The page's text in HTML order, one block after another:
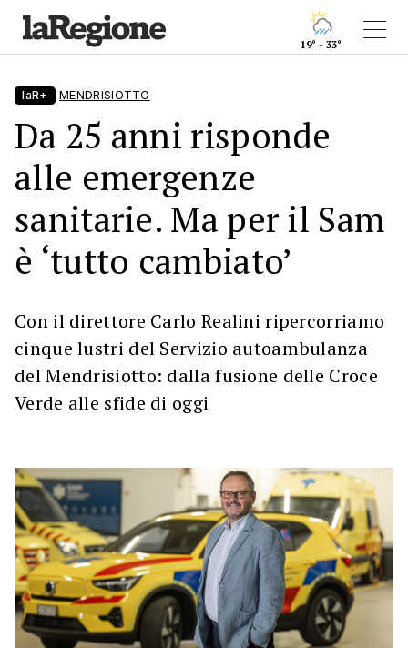
19° - 33°
laR+ MENDRISIOTTO
Da 25 anni risponde
alle emergenze
sanitarie. Ma per il Sam
è ‘tutto cambiato’
Con il direttore Carlo Realini ripercorriamo
cinque lustri del Servizio autoambulanza
del Mendrisiotto: dalla fusione delle Croce
Verde alle sfide di oggi